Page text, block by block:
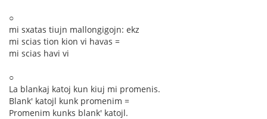
○
mi sxatas tiujn mallongigojn: ekz
mi scias tion kion vi havas =
mi scias havi vi
○
La blankaj katoj kun kiuj mi promenis.
Blank' katojl kunk promenim =
Promenim kunks blank' katojl.